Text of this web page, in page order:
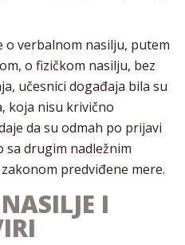
o verbalnom nasilju, putem
o fizičkom nasilju, bez
učesnici događaja bila su
koja nisu krivično
da su odmah po prijavi
sa drugim nadležnim
predviđene mere.
I